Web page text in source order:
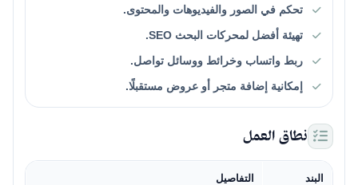
تحكم في الصور والفيديوهات والمحتوى.
تهيئة أفضل لمحركات البحث SEO.
ربط واتساب وخرائط ووسائل تواصل.
إمكانية إضافة متجر أو عروض مستقبلًا.
نطاق العمل
البند التفاصيل